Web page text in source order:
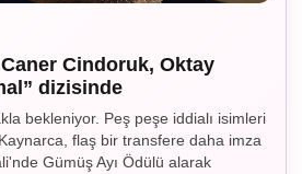
Cindoruk, Oktay
dizisinde
bekleniyor. Peş peşe iddialı isimleri
flaş bir transfere daha imza
Gümüş Ayı Ödülü alarak